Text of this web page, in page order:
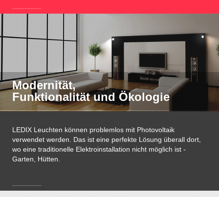
Modernität,
Funktionalität und Ökologie
LEDIX Leuchten können problemlos mit Photovoltaik
verwendet werden. Das ist eine perfekte Lösung überall dort,
wo eine traditionelle Elektroinstallation nicht möglich ist -
Garten, Hütten.